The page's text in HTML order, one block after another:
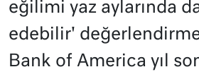
eğilimi yaz aylarında
edebilir'
Bank of America yıl